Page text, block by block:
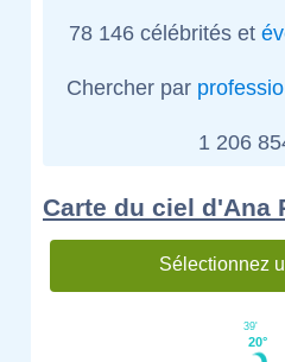
78 146 célébrités et
Chercher par
1 206
Carte du ciel d'Ana
Sélectionnez
20°
39'